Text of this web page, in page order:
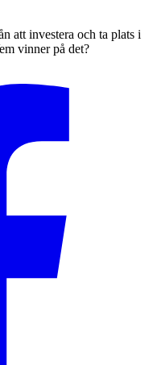
att investera och ta plats i
vinner på det?